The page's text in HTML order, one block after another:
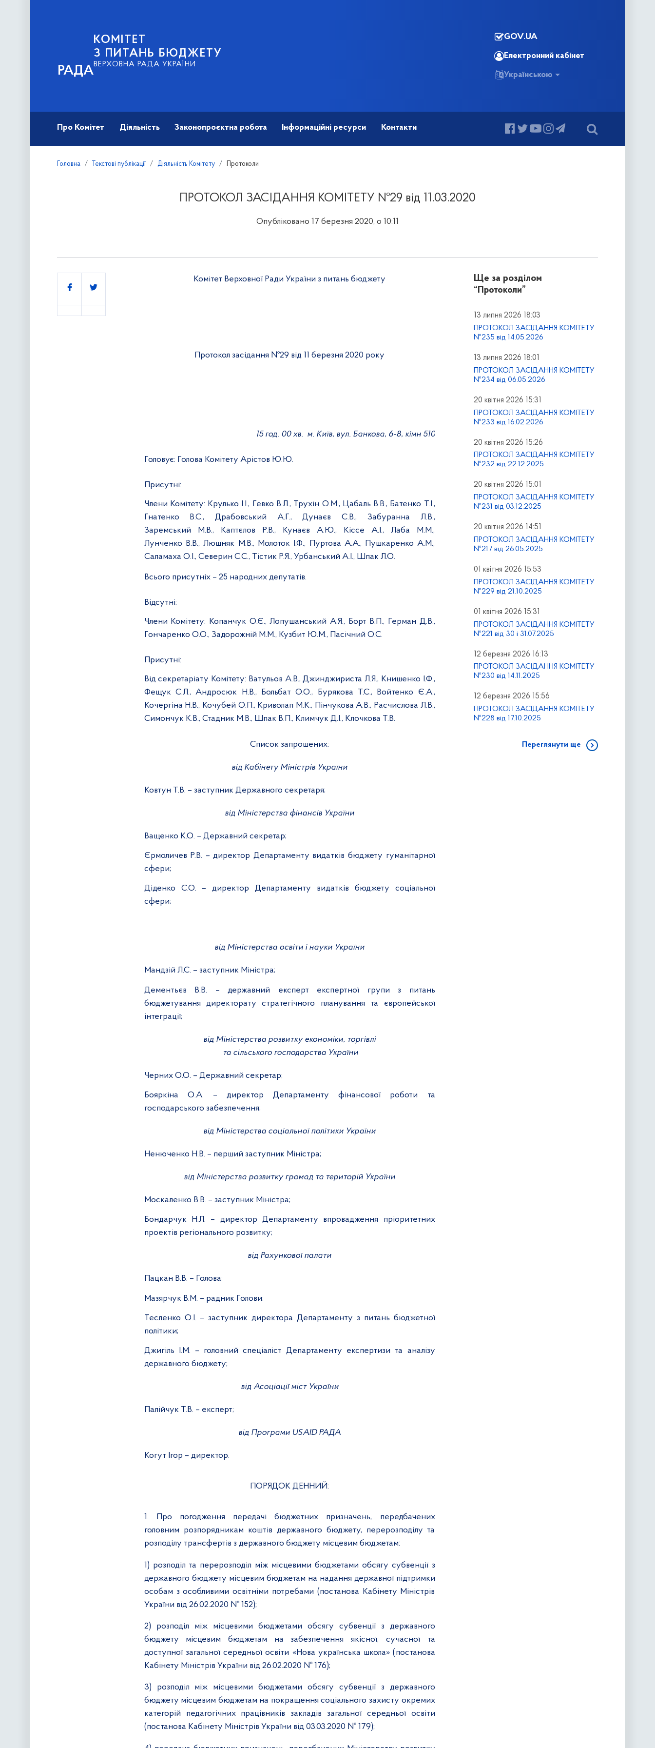
РАДА
КОМІТЕТ
З ПИТАНЬ БЮДЖЕТУ
ВЕРХОВНА РАДА УКРАЇНИ
GOV.UA
Електронний кабінет
Українською
Про Комітет Діяльність Законопроєктна робота Інформаційні ресурси Контакти
Головна Текстові публікації Діяльність Комітету Протоколи
ПРОТОКОЛ ЗАСІДАННЯ КОМІТЕТУ №29 від 11.03.2020
Опубліковано 17 березня 2020, о 10:11
Комітет Верховної Ради України з питань бюджету
Протокол засідання №29 від 11 березня 2020 року
15 год. 00 хв. м. Київ, вул. Банкова, 6-8, кімн 510
Головує: Голова Комітету Арістов Ю.Ю.
Присутні:
Члени Комітету: Крулько І.І., Гевко В.Л., Трухін О.М., Цабаль В.В., Батенко Т.І.,
Гнатенко В.С., Драбовський А.Г., Дунаєв С.В., Забуранна Л.В.,
Заремський М.В., Каптєлов Р.В., Кунаєв А.Ю., Кіссе А.І., Лаба М.М.,
Лунченко В.В., Люшняк М.В., Молоток І.Ф., Пуртова А.А., Пушкаренко А.М.,
Саламаха О.І., Северин С.С., Тістик Р.Я., Урбанський А.І., Шпак Л.О.
Всього присутніх– 25 народних депутатів.
Відсутні:
Члени Комітету: Копанчук О.Є., Лопушанський А.Я., Борт В.П., Герман Д.В.,
Гончаренко О.О., Задорожній М.М., Кузбит Ю.М., Пасічний О.С.
Присутні:
Від секретаріату Комітету: Ватульов А.В., Джинджириста Л.Я., Книшенко І.Ф.,
Фещук С.Л., Андросюк Н.В., Больбат О.О., Бурякова Т.С., Войтенко Є.А.,
Кочергіна Н.В., Кочубей О.П., Криволап М.К., Пінчукова А.В., Расчислова Л.В.,
Симончук К.В., Стадник М.В., Шпак В.П., Климчук Д.І., Клочкова Т.В.
Список запрошених:
від Кабінету Міністрів України
Ковтун Т.В. – заступник Державного секретаря;
від Міністерства фінансів України
Ващенко К.О. – Державний секретар;
Єрмоличев Р.В. – директор Департаменту видатків бюджету гуманітарної
сфери;
Діденко С.О. – директор Департаменту видатків бюджету соціальної
сфери;
від Міністерства освіти і науки України
Мандзій Л.С. – заступник Міністра;
Дементьєв
В.В. – державний експерт експертної групи з питань
бюджетування директорату стратегічного планування та європейської
інтеграції;
від Міністерства розвитку економіки, торгівлі
та сільського господарства України
Черних О.О. – Державний секретар;
Бояркіна О.А. – директор Департаменту фінансової роботи та
господарського забезпечення;
від Міністерства соціальної політики України
Ненюченко Н.В. – перший заступник Міністра;
від Міністерства розвитку громад та територій України
Москаленко В.В. – заступник Міністра;
Бондарчук Н.Л. – директор Департаменту впровадження пріоритетних
проектів регіонального розвитку;
від Рахункової палати
Пацкан В.В. – Голова;
Мазярчук В.М. – радник Голови;
Тесленко О.І. – заступник директора Департаменту з питань бюджетної
політики;
Джигіль І.М. – головний спеціаліст Департаменту експертизи та аналізу
державного бюджету;
від Асоціації міст України
Палійчук Т.В. – експерт;
від Програми USAID РАДА
Когут Ігор – директор.
ПОРЯДОК ДЕННИЙ:
1. Про погодження передачі бюджетних призначень, передбачених
головним розпорядникам коштів державного бюджету, перерозподілу та
розподілу трансфертів з державного бюджету місцевим бюджетам:
1) розподіл та перерозподіл між місцевими бюджетами обсягу субвенції з
державного бюджету місцевим бюджетам на надання державної підтримки
особам з особливими освітніми потребами (постанова Кабінету Міністрів
України від 26.02.2020 № 152);
2) розподіл між місцевими бюджетами обсягу субвенції з державного
бюджету місцевим бюджетам на забезпечення якісної, сучасної та
доступної загальної середньої освіти «Нова українська школа» (постанова
Кабінету Міністрів України від 26.02.2020 № 176);
3) розподіл між місцевими бюджетами обсягу субвенції з державного
бюджету місцевим бюджетам на покращення соціального захисту окремих
категорій педагогічних працівників закладів загальної середньої освіти
(постанова Кабінету Міністрів України від 03.03.2020 № 179);
Поділитись
Ще за розділом
“Протоколи”
13 липня 2026 18:03
ПРОТОКОЛ ЗАСІДАННЯ КОМІТЕТУ
№235 від 14.05.2026
13 липня 2026 18:01
ПРОТОКОЛ ЗАСІДАННЯ КОМІТЕТУ
№234 від 06.05.2026
20 квітня 2026 15:31
ПРОТОКОЛ ЗАСІДАННЯ КОМІТЕТУ
№233 від 16.02.2026
20 квітня 2026 15:26
ПРОТОКОЛ ЗАСІДАННЯ КОМІТЕТУ
№232 від 22.12.2025
20 квітня 2026 15:01
ПРОТОКОЛ ЗАСІДАННЯ КОМІТЕТУ
№231 від 03.12.2025
20 квітня 2026 14:51
ПРОТОКОЛ ЗАСІДАННЯ КОМІТЕТУ
№217 від 26.05.2025
01 квітня 2026 15:53
ПРОТОКОЛ ЗАСІДАННЯ КОМІТЕТУ
№229 від 21.10.2025
01 квітня 2026 15:31
ПРОТОКОЛ ЗАСІДАННЯ КОМІТЕТУ
№221 від 30 і 31.07.2025
12 березня 2026 16:13
ПРОТОКОЛ ЗАСІДАННЯ КОМІТЕТУ
№230 від 14.11.2025
12 березня 2026 15:56
ПРОТОКОЛ ЗАСІДАННЯ КОМІТЕТУ
№228 від 17.10.2025
Переглянути ще